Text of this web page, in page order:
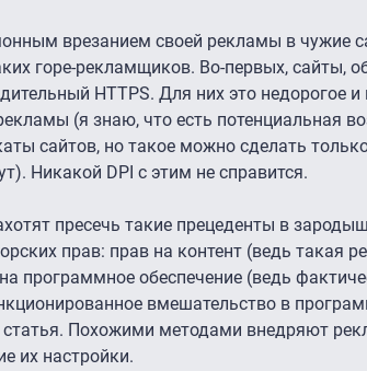
врезанием своей рекламы в чужие
горе-рекламщиков. Во-первых, сайты,
HTTPS. Для них это недорогое
(я знаю, что есть потенциальная
сайтов, но такое можно сделать
Никакой DPI с этим не справится.
пресечь такие прецеденты в
прав: прав на контент (ведь такая
программное обеспечение (ведь
вмешательство в
статья. Похожими методами внедряют
их настройки.